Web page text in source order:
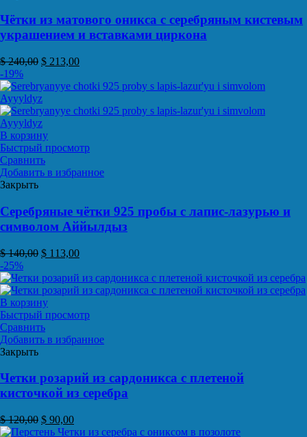
Чётки из матового оникса с серебряным кистевым
украшением и вставками циркона
$240,00 $ 213,00
-19%
В корзину
Быстрый просмотр
Сравнить
Добавить в избранное
Закрыть
Серебряные чётки 925 пробы с лапис-лазурью и
символом Аййылдыз
$140,00 $ 113,00
-25%
В корзину
Быстрый просмотр
Сравнить
Добавить в избранное
Закрыть
Четки розарий из сардоникса с плетеной
кисточкой из серебра
$120,00 $ 90,00